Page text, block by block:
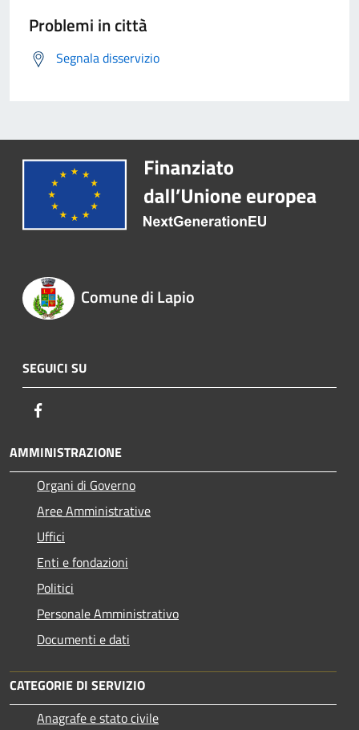
Problemi in città
Segnala disservizio
Comune di Lapio
SEGUICI SU
AMMINISTRAZIONE
Organi di Governo
Aree Amministrative
Uffici
Enti e fondazioni
Politici
Personale Amministrativo
Documenti e dati
CATEGORIE DI SERVIZIO
Anagrafe e stato civile